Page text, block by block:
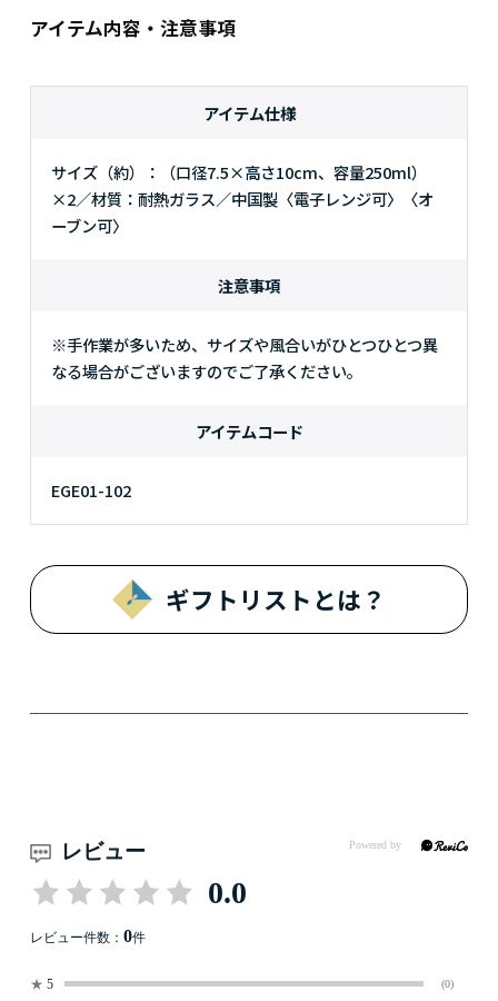
アイテム内容・注意事項
アイテム仕様
サイズ（約）：（口径7.5×高さ10cm、容量250ml）
×2／材質：耐熱ガラス／中国製〈電子レンジ可〉〈オ
ーブン可〉
注意事項
※手作業が多いため、サイズや風合いがひとつひとつ異
なる場合がございますのでご了承ください。
アイテムコード
EGE01-102
ギフトリストとは？
レビュー
0.0
レビュー件数： 0件
★ 5 (0)